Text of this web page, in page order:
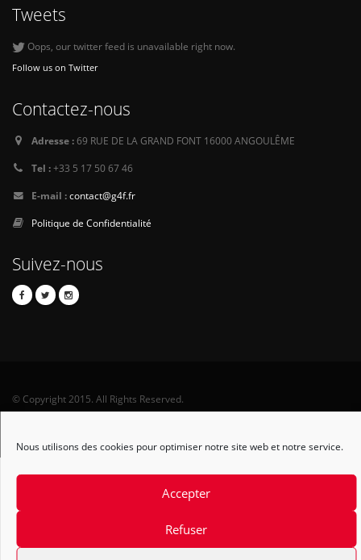
Nous utilisons des cookies pour optimiser notre site web et notre service.
Accepter
Refuser
Tweets
Oops, our twitter feed is unavailable right now.
Follow us on Twitter
Contactez-nous
Adresse :69 RUE DE LA GRAND FONT 16000 ANGOULÊME
Tel :+33 5 17 50 67 46
E-mail :contact@g4f.fr
Politique de Confidentialité
Suivez-nous
© Copyright 2015. All Rights Reserved.